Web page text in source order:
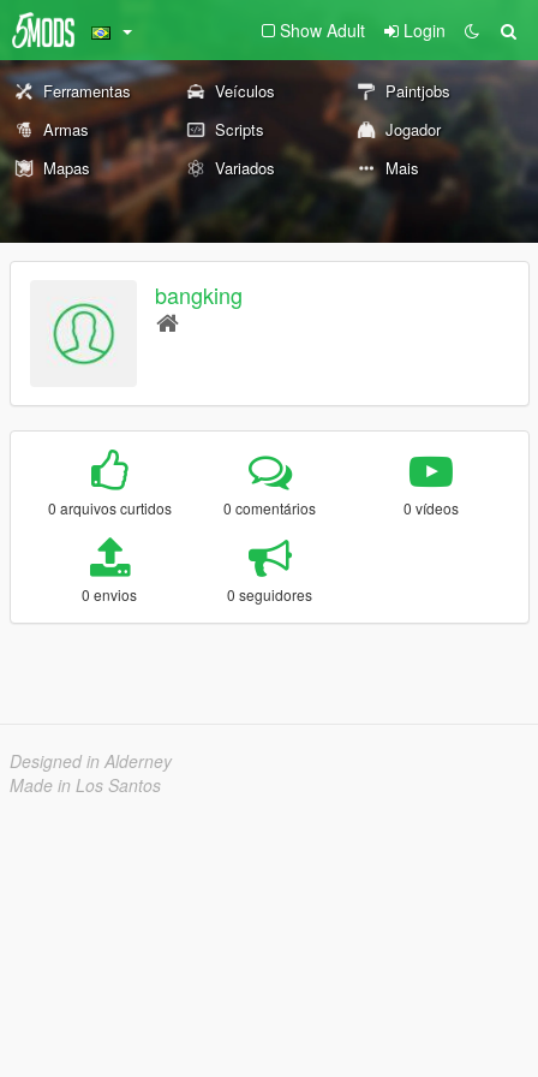
Show Adult Login
Ferramentas Veículos
Paintjobs
Armas
Scripts
Jogador
Mapas
Variados Mais
bangking
0 arquivos curtidos 0 comentários 0 vídeos
0 envios 0 seguidores
Designed in Alderney
Made in Los Santos